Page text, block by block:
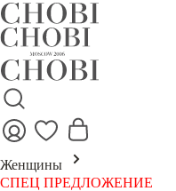
Женщины
СПЕЦ ПРЕДЛОЖЕНИЕ